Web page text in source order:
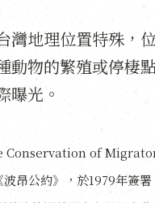
灣地理位置特殊，
動物的繁殖或停棲
曝光。
Conservation of
公約》，於1979年簽署